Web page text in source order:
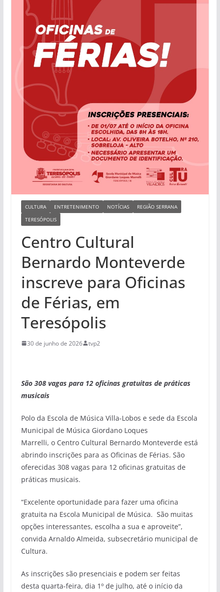
CULTURA ENTRETENIMENTO NOTÍCIAS
REGIÃO SERRANA
TERESÓPOLIS
Centro Cultural
Bernardo Monteverde
inscreve para Oficinas
de Férias, em
Teresópolis
30 de junho de 2026 tvp2
São 308 vagas para 12 oficinas gratuitas de práticas
musicais
Polo da Escola de Música Villa-Lobos e sede da Escola
Municipal de Música Giordano Loques
Marrelli, o Centro Cultural Bernardo Monteverde está
abrindo inscrições para as Oficinas de Férias. São
oferecidas 308 vagas para 12 oficinas gratuitas de
práticas musicais.
“Excelente oportunidade para fazer uma oficina
gratuita na Escola Municipal de Música. São muitas
opções interessantes, escolha a sua e aproveite”,
convida Arnaldo Almeida, subsecretário municipal de
Cultura.
As inscrições são presenciais e podem ser feitas
desta quarta-feira, dia 1º de julho, até o início da